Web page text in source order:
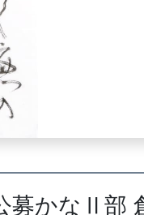
募かなⅡ部